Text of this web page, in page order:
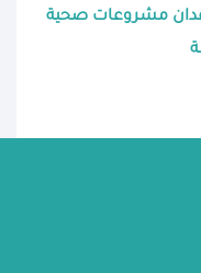
مشروعات صحية